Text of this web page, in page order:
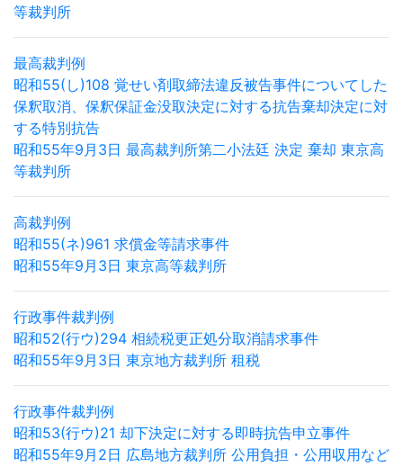
等裁判所
最高裁判例
昭和55(し)108 覚せい剤取締法違反被告事件についてした
保釈取消、保釈保証金没取決定に対する抗告棄却決定に対
する特別抗告
昭和55年9月3日 最高裁判所第二小法廷 決定 棄却 東京高
等裁判所
高裁判例
昭和55(ネ)961 求償金等請求事件
昭和55年9月3日 東京高等裁判所
行政事件裁判例
昭和52(行ウ)294 相続税更正処分取消請求事件
昭和55年9月3日 東京地方裁判所 租税
行政事件裁判例
昭和53(行ウ)21 却下決定に対する即時抗告申立事件
昭和55年9月2日 広島地方裁判所 公用負担・公用収用など